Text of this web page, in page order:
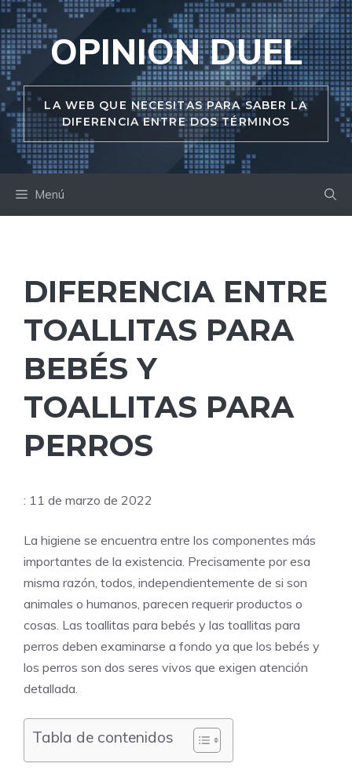
Saltar
al
contenidoOPINION DUEL
LA WEB QUE NECESITAS PARA SABER LA
DIFERENCIA ENTRE DOS TÉRMINOS
Menú
DIFERENCIA ENTRE
TOALLITAS PARA
BEBÉS Y
TOALLITAS PARA
PERROS
: 11 de marzo de 2022
La higiene se encuentra entre los componentes más
importantes de la existencia. Precisamente por esa
misma razón, todos, independientemente de si son
animales o humanos, parecen requerir productos o
cosas. Las toallitas para bebés y las toallitas para
perros deben examinarse a fondo ya que los bebés y
los perros son dos seres vivos que exigen atención
detallada.
Tabla de contenidos